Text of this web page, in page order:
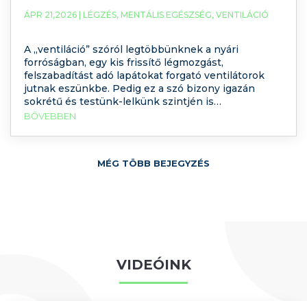
ÁPR 21,2026 | LÉGZÉS, MENTÁLIS EGÉSZSÉG, VENTILÁCIÓ
A „ventiláció” szóról legtöbbünknek a nyári
forróságban, egy kis frissítő légmozgást,
felszabadítást adó lapátokat forgató ventilátorok
jutnak eszünkbe. Pedig ez a szó bizony igazán
sokrétű és testünk-lelkünk szintjén is
értelmezhető fogalom. Az orvosi értelemben vett
és kiáramlását, amely lehetővé teszi az
BŐVEBBEN
MÉG TÖBB BEJEGYZÉS
VIDEÓINK